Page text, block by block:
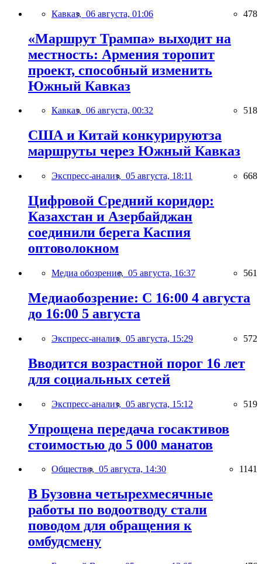
Кавказ, 06 августа, 01:06 478
«Маршрут Трампа» выходит на
местность: Армения торопит
проект, способный изменить
Южный Кавказ
Кавказ, 06 августа, 00:32 518
США и Китай конкурируютза
маршруты через Южный Кавказ
Экспресс-анализ, 05 августа, 18:11 668
Цифровой Средний коридор:
Казахстан и Азербайджан
соединили берега Каспия
оптоволокном
Медиа обозрение, 05 августа, 16:37 561
Медиаобозрение: С 16:00 4 августа
до 16:00 5 августа
Экспресс-анализ, 05 августа, 15:29 572
Вводится возрастной порог 16 лет
для социальных сетей
Экспресс-анализ, 05 августа, 15:12 519
Упрощена передача госактивов
стоимостью до 5 000 манатов
Общество, 05 августа, 14:30 1141
В Бузовна четырехмесячные
работы по водоотводу стали
поводом для обращения к
омбудсмену